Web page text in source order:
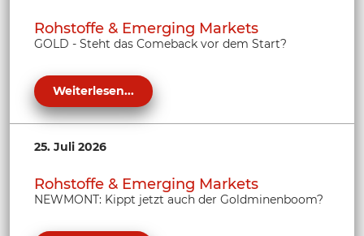
Rohstoffe & Emerging Markets
GOLD - Steht das Comeback vor dem Start?
Weiterlesen...
25. Juli 2026
Rohstoffe & Emerging Markets
NEWMONT: Kippt jetzt auch der Goldminenboom?